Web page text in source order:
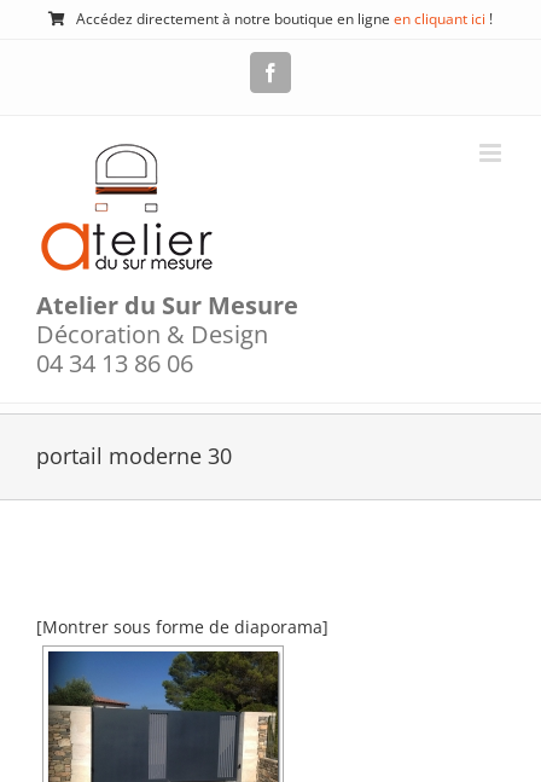
Passer
Accédez directement à notre boutique en ligne en cliquant ici !
Atelier du Sur Mesure
Décoration & Design
04 34 13 86 06
portail moderne 30
[Montrer sous forme de diaporama]